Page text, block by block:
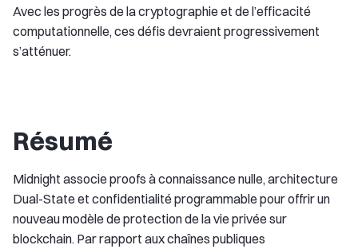
Avec les progrès de la cryptographie et de l’efficacité
computationnelle, ces défis devraient progressivement
s’atténuer.
Résumé
Midnight associe proofs à connaissance nulle, architecture
Dual-State et confidentialité programmable pour offrir un
nouveau modèle de protection de la vie privée sur
blockchain. Par rapport aux chaînes publiques